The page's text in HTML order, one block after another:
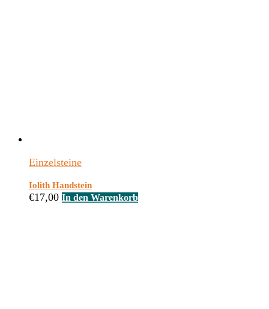
Einzelsteine
Iolith Handstein
€17,00 In den Warenkorb